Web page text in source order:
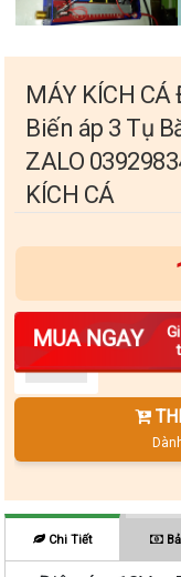
MÁY KÍCH CÁ
Biến áp 3 Tụ
ZALO
KÍCH CÁ
MUA NGAY
Số lượng
Chi Tiết